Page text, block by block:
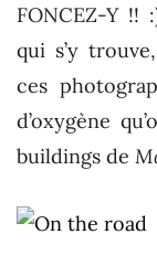
FONCEZ-Y !!
qui s’y
ces
d’oxygène
buildings de